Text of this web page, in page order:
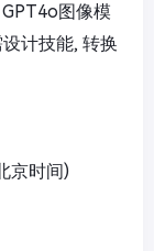
图像模
计技能, 转换
京时间)